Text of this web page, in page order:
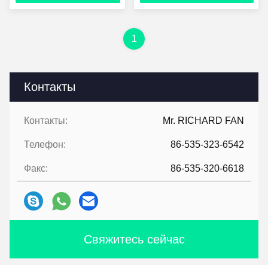
Контакты
Контакты: Mr. RICHARD FAN
Телефон: 86-535-323-6542
Факс: 86-535-320-6618
Свяжитесь сейчас
крышками для
холодильника с
для хранения фруктов
1